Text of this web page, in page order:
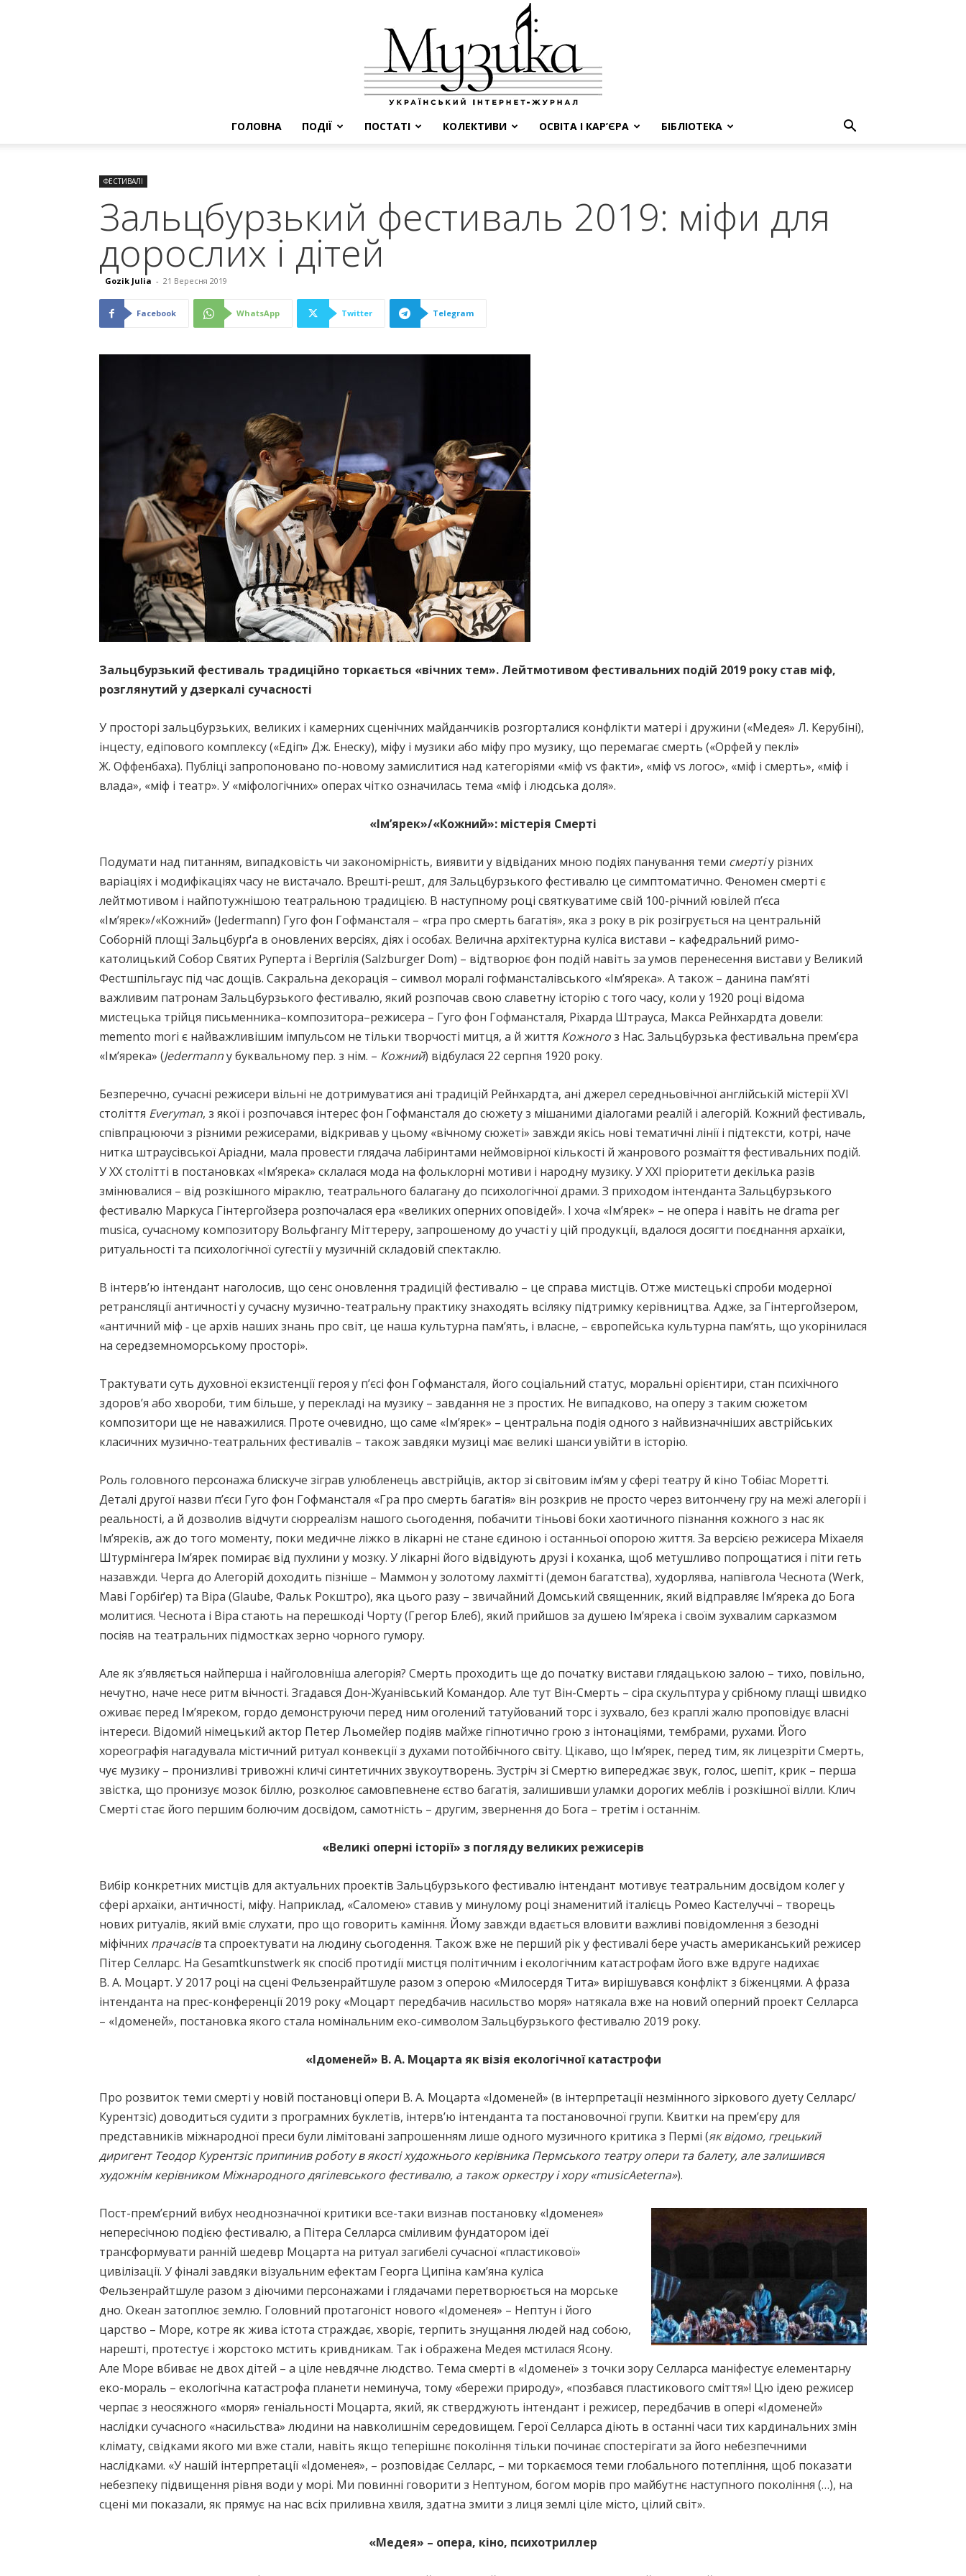
ГОЛОВНА ПОДІЇ ПОСТАТІ КОЛЕКТИВИ ОСВІТА І КАР’ЄРА БІБЛІОТЕКА
ФЕСТИВАЛІ
Зальцбурзький фестиваль 2019: міфи для
дорослих і дітей
Gozik Julia - 21 Вересня 2019
Facebook WhatsApp Twitter Telegram
Зальцбурзький фестиваль традиційно торкається «вічних тем». Лейтмотивом фестивальних подій 2019 року став міф,
розглянутий у дзеркалі сучасності
У просторі зальцбурзьких, великих і камерних сценічних майданчиків розгорталися конфлікти матері і дружини («Медея» Л. Керубіні),
інцесту, едiпового комплексу («Едіп» Дж. Енеску), міфу і музики або міфу про музику, що перемагає смерть («Орфей у пеклі»
Ж. Оффенбаха). Публіці запропоновано по-новому замислитися над категоріями «міф vs факти», «міф vs логос», «міф і смерть», «міф і
влада», «міф і театр». У «міфологічних» операх чітко означилась тема «міф і людська доля».
«Ім’ярек»/«Кожний»: містерія Смерті
Подумати над питанням, випадковість чи закономірність, виявити у відвіданих мною подіях панування теми смертіу різних
варіаціях і модифікаціях часу не вистачало. Врешті-решт, для Зальцбурзького фестивалю це симптоматично. Феномен смерті є
лейтмотивом і найпотужнішою театральною традицією. В наступному році святкуватиме свій 100-річний ювілей п’єса
«Ім’ярек»/«Кожний» (Jedermann) Гуго фон Гофмансталя – «гра про смерть багатія», яка з року в рік розігрується на центральній
Соборній площі Зальцбурґа в оновлених версіях, діях і особах. Велична архітектурна куліса вистави – кафедральний римо-
католицький Собор Святих Руперта і Вергілія (Salzburger Dom) – відтворює фон подій навіть за умов перенесення вистави у Великий
Фестшпільгаус під час дощів. Сакральна декорація – символ моралі гофмансталівського «Ім’ярека». А також – данина пам’яті
важливим патронам Зальцбурзького фестивалю, який розпочав свою славетну історію с того часу, коли у 1920 році відома
мистецька трійця письменника–композитора–режисера – Гуго фон Гофмансталя, Ріхарда Штрауса, Макса Рейнхардта довели:
memento mori є найважливішим імпульсом не тільки творчості митця, а й життя Кожногоз Нас. Зальцбурзька фестивальна прем’єра
«Ім’ярека» (Jedermannу буквальному пер. з нім. – Кожний) відбулася 22 серпня 1920 року.
Безперечно, сучасні режисери вільні не дотримуватися ані традицій Рейнхардта, ані джерел середньовічної англійській містерії XVI
століття Everyman, з якої і розпочався інтерес фон Гофмансталя до сюжету з мішаними діалогами реалій і алегорій. Кожний фестиваль,
співпрацюючи з різними режисерами, відкривав у цьому «вічному сюжеті» завжди якісь нові тематичні лінії і підтексти, котрі, наче
нитка штраусівської Аріадни, мала провести глядача лабіринтами неймовірної кількості й жанрового розмаїття фестивальних подій.
У ХХ столітті в постановках «Ім’ярека» склалася мода на фольклорні мотиви і народну музику. У ХХІ пріоритети декілька разів
змінювалися – від розкішного міраклю, театрального балагану до психологічної драми. З приходом інтенданта Зальцбурзького
фестивалю Маркуса Гінтергойзера розпочалася ера «великих оперних оповідей». І хоча «Ім’ярек» – не опера і навіть не drama per
musica, сучасному композитору Вольфгангу Міттереру, запрошеному до участі у цій продукції, вдалося досягти поєднання архаїки,
ритуальності та психологічної сугестії у музичній складовій спектаклю.
В інтерв’ю інтендант наголосив, що сенс оновлення традицій фестивалю – це справа мистців. Отже мистецькі спроби модерної
ретрансляції античності у сучасну музично-театральну практику знаходять всіляку підтримку керівництва. Адже, за Гінтергойзером,
«античний міф ‑ це архів наших знань про світ, це наша культурна пам’ять, і власне, – європейська культурна пам’ять, що укорінилася
на середземноморському просторі».
Трактувати суть духовної екзистенції героя у п’єсі фон Гофмансталя, його соціальний статус, моральні орієнтири, стан психічного
здоров’я або хвороби, тим більше, у перекладі на музику – завдання не з простих. Не випадково, на оперу з таким сюжетом
композитори ще не наважилися. Проте очевидно, що саме «Ім’ярек» – центральна подія одного з найвизначніших австрійських
класичних музично-театральних фестивалів – також завдяки музиці має великі шанси увійти в історію.
Роль головного персонажа блискуче зіграв улюбленець австрійців, актор зі світовим ім’ям у сфері театру й кіно Тобіас Моретті.
Деталі другої назви п’єси Гуго фон Гофмансталя «Гра про смерть багатія» він розкрив не просто через витончену гру на межі алегорії і
реальності, а й дозволив відчути сюрреалізм нашого сьогодення, побачити тіньові боки хаотичного пізнання кожного з нас як
Ім’яреків, аж до того моменту, поки медичне ліжко в лікарні не стане єдиною і останньої опорою життя. За версією режисера Міхаеля
Штурмінгера Ім’ярек помирає від пухлини у мозку. У лікарні його відвідують друзі і коханка, щоб метушливо попрощатися і піти геть
назавжди. Черга до Алегорій доходить пізніше – Маммон у золотому лахмітті (демон багатства), худорлява, напівгола Чеснота (Werk,
Маві Горбіґер) та Віра (Glaube, Фальк Рокштро), яка цього разу – звичайний Домський священник, який відправляє Ім’ярека до Бога
молитися. Чеснота і Віра стають на перешкоді Чорту (Грегор Блеб), який прийшов за душею Ім’ярека і своїм зухвалим сарказмом
посіяв на театральних підмостках зерно чорного гумору.
Але як з’являється найперша і найголовніша алегорія? Смерть проходить ще до початку вистави глядацькою залою – тихо, повільно,
нечутно, наче несе ритм вічності. Згадався Дон-Жуанівський Командор. Але тут Він-Смерть – сіра скульптура у срібному плащі швидко
оживає перед Ім’яреком, гордо демонструючи перед ним оголений татуйований торс і зухвало, без краплі жалю проповідує власні
інтереси. Відомий німецький актор Петер Льомейер подіяв майже гіпнотично грою з інтонаціями, тембрами, рухами. Його
хореографія нагадувала містичний ритуал конвекції з духами потойбічного світу. Цікаво, що Ім’ярек, перед тим, як лицезріти Смерть,
чує музику – пронизливі тривожні кличі синтетичних звукоутворень. Зустріч зі Смертю випереджає звук, голос, шепіт, крик – перша
звістка, що пронизує мозок біллю, розколює самовпевнене єство багатія, залишивши уламки дорогих меблів і розкішної вілли. Клич
Смерті стає його першим болючим досвідом, самотність – другим, звернення до Бога – третім і останнім.
«Великі оперні історії» з погляду великих режисерів
Вибір конкретних мистців для актуальних проектів Зальцбурзького фестивалю інтендант мотивує театральним досвідом колег у
сфері архаїки, античності, міфу. Наприклад, «Саломею» ставив у минулому році знаменитий італієць Ромео Кастелуччі – творець
нових ритуалів, який вміє слухати, про що говорить каміння. Йому завжди вдається вловити важливі повідомлення з безодні
міфічних прачасівта спроектувати на людину сьогодення. Також вже не перший рік у фестивалі бере участь американський режисер
Пітер Селларс. На Gesamtkunstwerk як спосіб протидії мистця політичним і екологічним катастрофам його вже вдруге надихає
В. А. Моцарт. У 2017 році на сцені Фельзенрайтшуле разом з оперою «Милосердя Тита» вирішувався конфлікт з біженцями. А фраза
інтенданта на прес-конференції 2019 року «Моцарт передбачив насильство моря» натякала вже на новий оперний проект Селларса
– «Ідоменей», постановка якого стала номінальним еко-символом Зальцбурзького фестивалю 2019 року.
«Ідоменей» В. А. Моцарта як візія екологічної катастрофи
Про розвиток теми смерті у новій постановці опери В. А. Моцарта «Ідоменей» (в інтерпретації незмінного зіркового дуету Селларс/
Курентзіс) доводиться судити з програмних буклетів, інтерв’ю інтенданта та постановочної групи. Квитки на прем’єру для
представників міжнародної преси були лімітовані запрошенням лише одного музичного критика з Пермі (як відомо, грецький
диригент Теодор Курентзіс припинив роботу в якості художнього керівника Пермського театру опери та балету, але залишився
художнім керівником Міжнародного дягілевського фестивалю, а також оркестру і хору «musicAeterna»).
Пост-прем’єрний вибух неоднозначної критики все-таки визнав постановку «Ідоменея»
непересічною подією фестивалю, а Пітера Селларса сміливим фундатором ідеї
трансформувати ранній шедевр Моцарта на ритуал загибелі сучасної «пластикової»
цивілізації. У фіналі завдяки візуальним ефектам Георга Ципіна кам’яна куліса
Фельзенрайтшуле разом з діючими персонажами і глядачами перетворюється на морське
дно. Океан затоплює землю. Головний протагоніст нового «Ідоменея» – Нептун і його
царство – Море, котре як жива істота страждає, хворіє, терпить знущання людей над собою,
нарешті, протестує і жорстоко мстить кривдникам. Так і ображена Медея мстилася Ясону.
Але Море вбиває не двох дітей – а ціле невдячне людство. Тема смерті в «Ідоменеї» з точки зору Селларса маніфестує елементарну
еко-мораль – екологічна катастрофа планети неминуча, тому «бережи природу», «позбався пластикового сміття»! Цю ідею режисер
черпає з неосяжного «моря» геніальності Моцарта, який, як стверджують інтендант і режисер, передбачив в опері «Ідоменей»
наслідки сучасного «насильства» людини на навколишнім середовищем. Герої Селларса діють в останні часи тих кардинальних змін
клімату, свідками якого ми вже стали, навіть якщо теперішнє покоління тільки починає спостерігати за його небезпечними
наслідками. «У нашій інтерпретації «Ідоменея», – розповідає Селларс, – ми торкаємося теми глобального потепління, щоб показати
небезпеку підвищення рівня води у морі. Ми повинні говорити з Нептуном, богом морів про майбутнє наступного покоління (…), на
сцені ми показали, як прямує на нас всіх приливна хвиля, здатна змити з лиця землі ціле місто, цілий світ».
«Медея» – опера, кіно, психотриллер